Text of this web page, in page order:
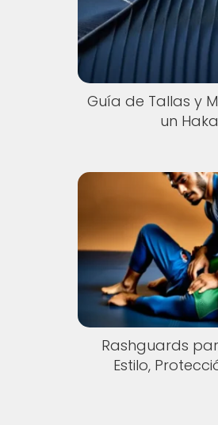
Guía de Tallas y
un
Rashguards
Estilo,